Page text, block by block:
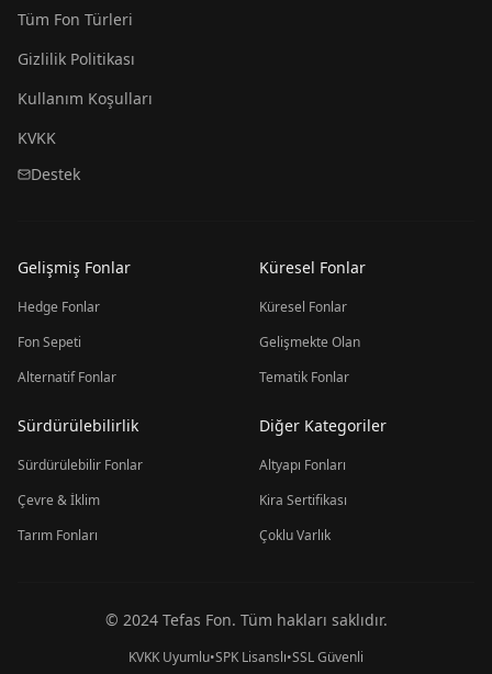
Tüm Fon Türleri
Gizlilik Politikası
Kullanım Koşulları
KVKK
Destek
Gelişmiş Fonlar
Hedge Fonlar
Fon Sepeti
Alternatif Fonlar
Küresel Fonlar
Küresel Fonlar
Gelişmekte Olan
Tematik Fonlar
Sürdürülebilirlik
Sürdürülebilir Fonlar
Çevre & İklim
Tarım Fonları
Diğer Kategoriler
Altyapı Fonları
Kira Sertifikası
Çoklu Varlık
© 2024 Tefas Fon. Tüm hakları saklıdır.
KVKK Uyumlu•SPK Lisanslı•SSL Güvenli